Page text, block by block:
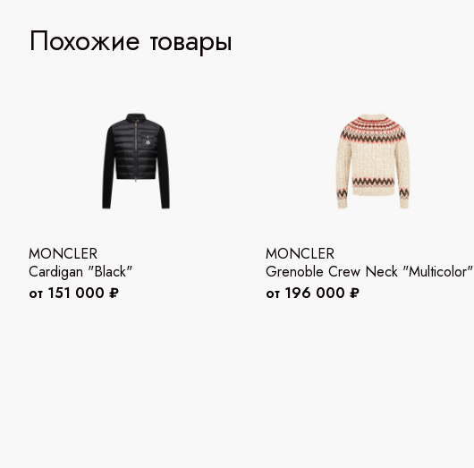
Похожие товары
MONCLER
Cardigan "Black"
от 151 000 ₽
MONCLER
Grenoble Crew Neck "Multicolor"
от 196 000 ₽